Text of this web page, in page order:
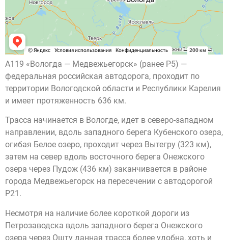
A119 «Вологда — Медвежьегорск» (ранее Р5) —
федеральная российская автодорога, проходит по
территории Вологодской области и Республики Карелия
и имеет протяженность 636 км.
Трасса начинается в Вологде, идет в северо-западном
направлении, вдоль западного берега Кубенского озера,
огибая Белое озеро, проходит через Вытегру (323 км),
затем на север вдоль восточного берега Онежского
озера через Пудож (436 км) заканчивается в районе
города Медвежьегорск на пересечении с автодорогой
Р21.
Несмотря на наличие более короткой дороги из
Петрозаводска вдоль западного берега Онежского
озера через Ошту данная трасса более удобна, хоть и